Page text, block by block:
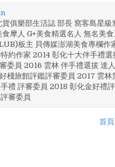
貨俱樂部生活誌 部長 窩客島星
食摩人 G+美食精選名人 無名
板主 貝傳媒澎湖美食專欄
作家 2014 彰化十大伴手禮選
委員 2016 雲林 伴手禮選拔 達
棧旅館評鑑評審委員 2017 雲
禮 評審委員 2018 彰化金好禮
審委員
首頁